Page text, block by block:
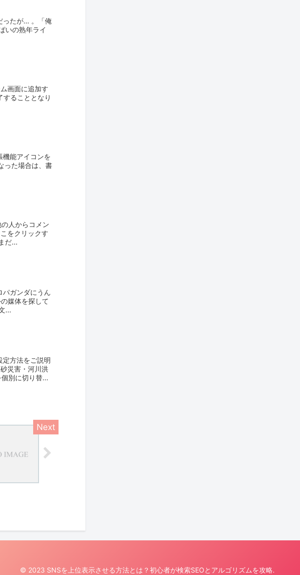
ったが… 。「俺
いの熟年ライ
画面に追加す
ることとなり
能アイコンを
った場合は、書
人からコメン
をクリックす
だ...
ガンダにうん
媒体を探して
...
方法をご説明
災害・河川洪
別に切り替...
© 2023 SNSを上位表示させる方法とは？初心者が検索SEOとアルゴリズムを攻略.